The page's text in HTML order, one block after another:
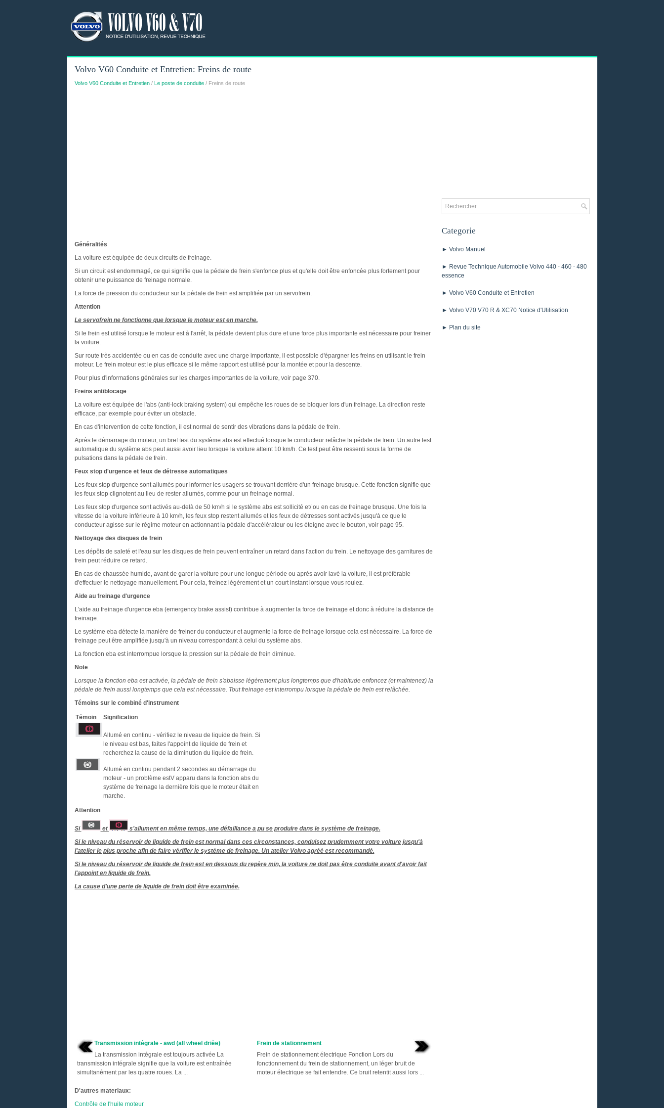
Volvo V60 Conduite et Entretien: Freins de route
Volvo V60 Conduite et Entretien/ Le poste de conduite/ Freins de route
Généralités
La voiture est équipée de deux circuits de freinage.
Si un circuit est endommagé, ce qui signifie que la pédale de frein s'enfonce plus et qu'elle doit être enfoncée plus fortement pour
obtenir une puissance de freinage normale.
La force de pression du conducteur sur la pédale de frein est amplifiée par un servofrein.
Attention
Le servofrein ne fonctionne que lorsque le moteur est en marche.
Si le frein est utilisé lorsque le moteur est à l'arrêt, la pédale devient plus dure et une force plus importante est nécessaire pour freiner
la voiture.
Sur route très accidentée ou en cas de conduite avec une charge importante, il est possible d'épargner les freins en utilisant le frein
moteur. Le frein moteur est le plus efficace si le même rapport est utilisé pour la montée et pour la descente.
Pour plus d'informations générales sur les charges importantes de la voiture, voir page 370.
Freins antiblocage
La voiture est équipée de l'abs (anti-lock braking system) qui empêche les roues de se bloquer lors d'un freinage. La direction reste
efficace, par exemple pour éviter un obstacle.
En cas d'intervention de cette fonction, il est normal de sentir des vibrations dans la pédale de frein.
Après le démarrage du moteur, un bref test du système abs est effectué lorsque le conducteur relâche la pédale de frein. Un autre test
automatique du système abs peut aussi avoir lieu lorsque la voiture atteint 10 km/h. Ce test peut être ressenti sous la forme de
pulsations dans la pédale de frein.
Feux stop d'urgence et feux de détresse automatiques
Les feux stop d'urgence sont allumés pour informer les usagers se trouvant derrière d'un freinage brusque. Cette fonction signifie que
les feux stop clignotent au lieu de rester allumés, comme pour un freinage normal.
Les feux stop d'urgence sont activés au-delà de 50 km/h si le système abs est sollicité et/ ou en cas de freinage brusque. Une fois la
vitesse de la voiture inférieure à 10 km/h, les feux stop restent allumés et les feux de détresses sont activés jusqu'à ce que le
conducteur agisse sur le régime moteur en actionnant la pédale d'accélérateur ou les éteigne avec le bouton, voir page 95.
Nettoyage des disques de frein
Les dépôts de saleté et l'eau sur les disques de frein peuvent entraîner un retard dans l'action du frein. Le nettoyage des garnitures de
frein peut réduire ce retard.
En cas de chaussée humide, avant de garer la voiture pour une longue période ou après avoir lavé la voiture, il est préférable
d'effectuer le nettoyage manuellement. Pour cela, freinez légèrement et un court instant lorsque vous roulez.
Aide au freinage d'urgence
L'aide au freinage d'urgence eba (emergency brake assist) contribue à augmenter la force de freinage et donc à réduire la distance de
freinage.
Le système eba détecte la manière de freiner du conducteur et augmente la force de freinage lorsque cela est nécessaire. La force de
freinage peut être amplifiée jusqu'à un niveau correspondant à celui du système abs.
La fonction eba est interrompue lorsque la pression sur la pédale de frein diminue.
Note
Lorsque la fonction eba est activée, la pédale de frein s'abaisse légèrement plus longtemps que d'habitude enfoncez (et maintenez) la
pédale de frein aussi longtemps que cela est nécessaire. Tout freinage est interrompu lorsque la pédale de frein est relâchée.
Témoins sur le combiné d'instrument
Témoin Signification
Allumé en continu - vérifiez le niveau de liquide de frein. Si
le niveau est bas, faites l'appoint de liquide de frein et
recherchez la cause de la diminution du liquide de frein.
Allumé en continu pendant 2 secondes au démarrage du
moteur - un problème estV apparu dans la fonction abs du
système de freinage la dernière fois que le moteur était en
marche.
Attention
Si et
s'allument en même temps, une défaillance a pu se produire dans le système de freinage.
Si le niveau du réservoir de liquide de frein est normal dans ces circonstances, conduisez prudemment votre voiture jusqu'à
l'atelier le plus proche afin de faire vérifier le système de freinage. Un atelier Volvo agréé est recommandé.
Si le niveau du réservoir de liquide de frein est en dessous du repère min, la voiture ne doit pas être conduite avant d'avoir fait
l'appoint en liquide de frein.
La cause d'une perte de liquide de frein doit être examinée.
Transmission intégrale - awd (all wheel drièe)
La transmission intégrale est toujours activée La
transmission intégrale signifie que la voiture est entraînée
simultanément par les quatre roues. La ...
Frein de stationnement
Frein de stationnement électrique Fonction Lors du
fonctionnement du frein de stationnement, un léger bruit de
moteur électrique se fait entendre. Ce bruit retentit aussi lors ...
D'autres materiaux:
Contrôle de l'huile moteur
Categorie
► Volvo Manuel
► Revue Technique Automobile Volvo 440 - 460 - 480
essence
► Volvo V60 Conduite et Entretien
► Volvo V70 V70 R & XC70 Notice d'Utilisation
► Plan du site